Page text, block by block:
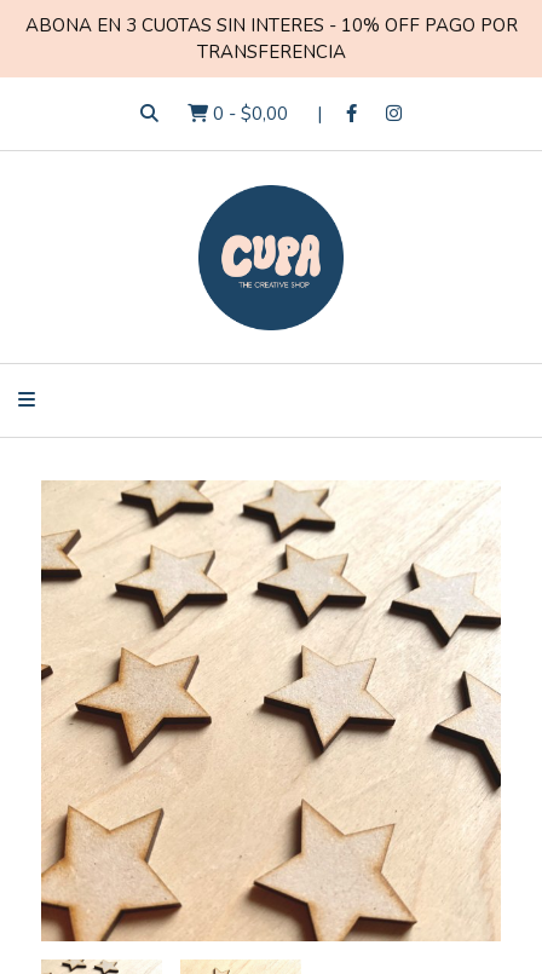
ABONA EN 3 CUOTAS SIN INTERES - 10% OFF PAGO POR
TRANSFERENCIA
0 - $0,00